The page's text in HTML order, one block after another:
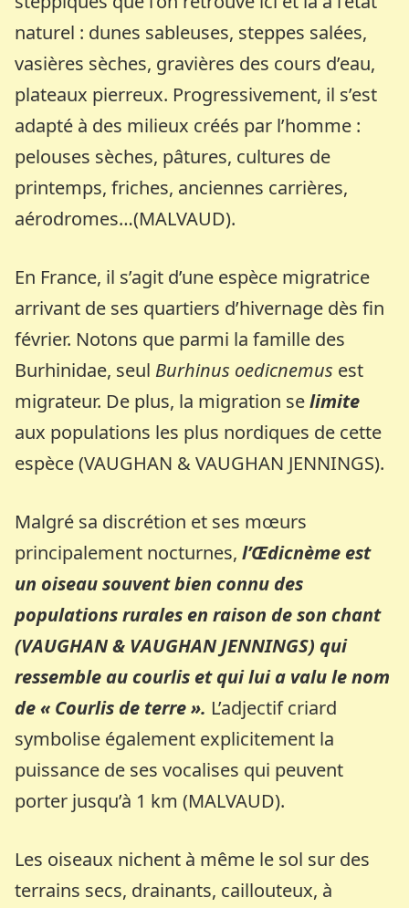
naturel : dunes sableuses, steppes salées,
vasières sèches, gravières des cours d’eau,
plateaux pierreux. Progressivement, il s’est
adapté à des milieux créés par l’homme :
pelouses sèches, pâtures, cultures de
printemps, friches, anciennes carrières,
aérodromes…(MALVAUD).
En France, il s’agit d’une espèce migratrice
arrivant de ses quartiers d’hivernage dès fin
février. Notons que parmi la famille des
Burhinidae, seul Burhinus oedicnemus est
migrateur. De plus, la migration selimite
aux populations les plus nordiques de cette
espèce (VAUGHAN & VAUGHAN JENNINGS).
Malgré sa discrétion et ses mœurs
principalement nocturnes, l’Œdicnème est
un oiseau souvent bien connu des
populations rurales en raison de son chant
(VAUGHAN & VAUGHAN JENNINGS) qui
ressemble au courlis et qui lui a valu le nom
de « Courlis de terre ». L’adjectif criard
symbolise également explicitement la
puissance de ses vocalises qui peuvent
porter jusqu’à 1 km (MALVAUD).
Les oiseaux nichent à même le sol sur des
terrains secs, drainants, caillouteux, à